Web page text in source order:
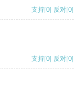
支持[0] 反对[0]
支持[0] 反对[0]